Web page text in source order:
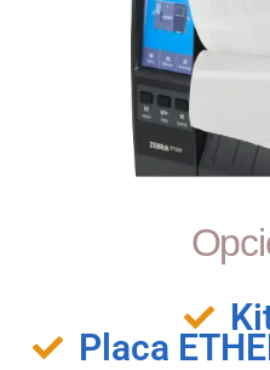
Placa